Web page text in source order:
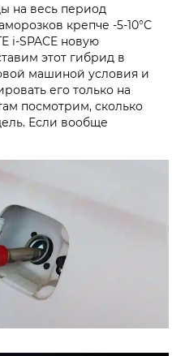
на весь период
крепче -5-10°С
i‑SPACE новую
этот гибрид в
машиной условия и
его только на
посмотрим, сколько
Если вообще